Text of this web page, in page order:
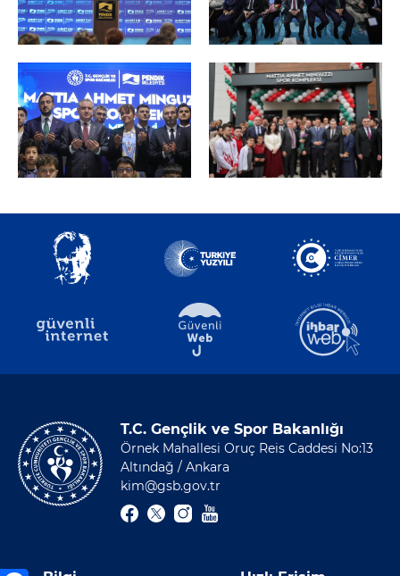
T.C. Gençlik ve Spor Bakanlığı
Örnek Mahallesi Oruç Reis Caddesi No:13
Altındağ / Ankara
kim@gsb.gov.tr